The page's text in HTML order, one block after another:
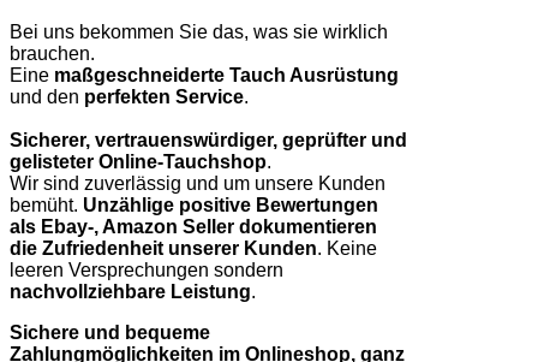
Bei uns bekommen Sie das, was sie wirklich
brauchen.
Eine maßgeschneiderte Tauch Ausrüstung
und den perfekten Service.
Sicherer, vertrauenswürdiger, geprüfter und
gelisteter Online-Tauchshop.
Wir sind zuverlässig und um unsere Kunden
bemüht. Unzählige positive Bewertungen
als Ebay-, Amazon Seller dokumentieren
die Zufriedenheit unserer Kunden. Keine
leeren Versprechungen sondern
nachvollziehbare Leistung.
Sichere und bequeme
Zahlungmöglichkeiten im Onlineshop, ganz